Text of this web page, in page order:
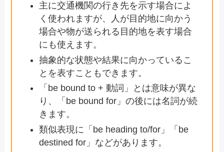
主に交通機関の行き先を示す場合によ
く使われますが、人が目的地に向かう
場合や物が送られる目的地を表す場合
にも使えます。
抽象的な状態や結果に向かっているこ
とを表すこともできます。
「be bound to + 動詞」とは意味が異な
り、「be bound for」の後には名詞が続
きます。
類似表現に「be heading to/for」「be
destined for」などがあります。